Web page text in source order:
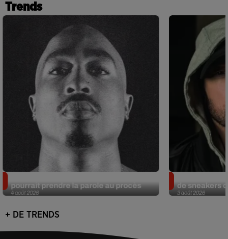
Trends
4 août 2026
pourrait prendre la parole au procès
3 août 2026
de sneakers
+ DE TRENDS